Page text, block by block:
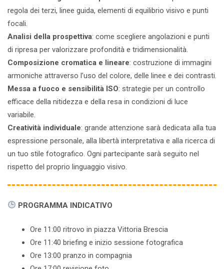
regola dei terzi, linee guida, elementi di equilibrio visivo e punti
focali.
Analisi della prospettiva: come scegliere angolazioni e punti
di ripresa per valorizzare profondità e tridimensionalità.
Composizione cromatica e lineare: costruzione di immagini
armoniche attraverso l’uso del colore, delle linee e dei contrasti.
Messa a fuoco e sensibilità ISO: strategie per un controllo
efficace della nitidezza e della resa in condizioni di luce
variabile.
Creatività individuale: grande attenzione sarà dedicata alla tua
espressione personale, alla libertà interpretativa e alla ricerca di
un tuo stile fotografico. Ogni partecipante sarà seguito nel
rispetto del proprio linguaggio visivo.
PROGRAMMA INDICATIVO
Ore 11:00 ritrovo in piazza Vittoria Brescia
Ore 11:40 briefing e inizio sessione fotografica
Ore 13:00 pranzo in compagnia